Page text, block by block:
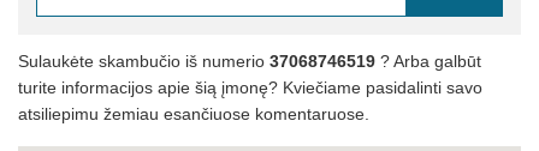
Sulaukėte skambučio iš numerio 37068746519 ? Arba galbūt
turite informacijos apie šią įmonę? Kviečiame pasidalinti savo
atsiliepimu žemiau esančiuose komentaruose.